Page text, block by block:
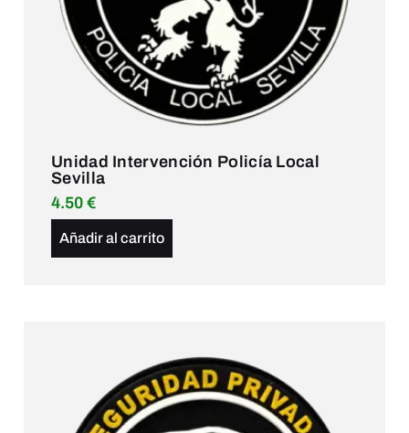
Unidad Intervención Policía Local
Sevilla
4.50 €
Añadir al carrito